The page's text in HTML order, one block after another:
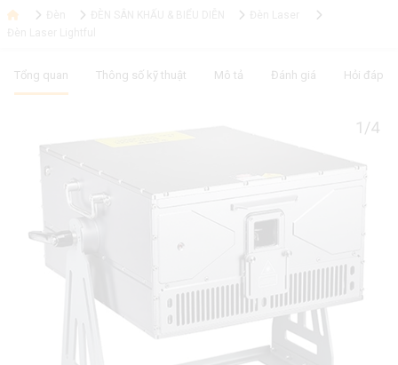
Tổng quan Thông số kỹ thuật Mô tả Đánh giá Hỏi đáp
1/4